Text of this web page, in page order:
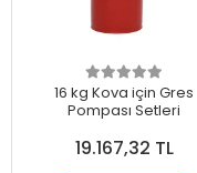
16 kg Kova için Gres
Pompası Setleri
19.167,32 TL